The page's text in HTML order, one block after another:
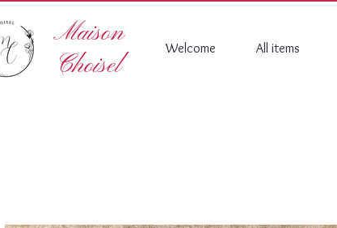
Maison
Choisel
Welcome All items